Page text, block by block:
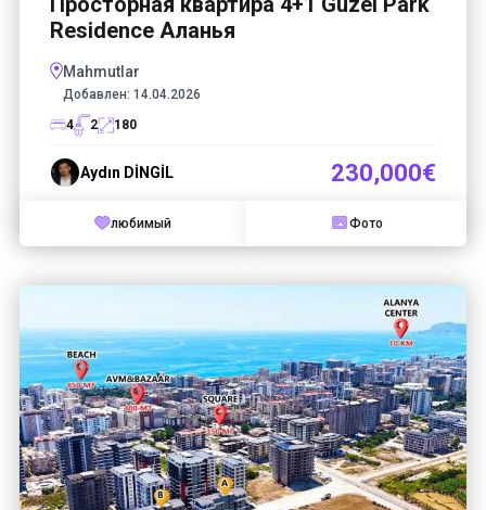
Residence Аланья
Mahmutlar
Добавлен: 14.04.2026
4
2 180
Aydın DİNGİL 230,000€
любимый Фото